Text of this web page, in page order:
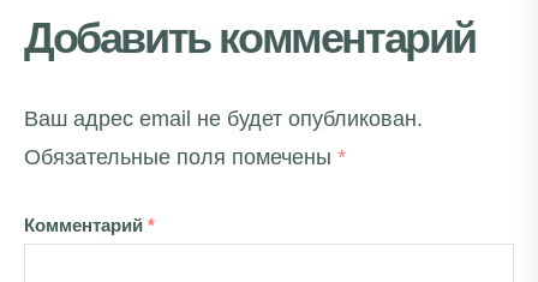
Добавить комментарий
Ваш адрес email не будет опубликован.
Обязательные поля помечены *
Комментарий *